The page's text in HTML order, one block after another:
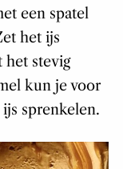
een spatel
het ijs
het stevig
kun je voor
sprenkelen.